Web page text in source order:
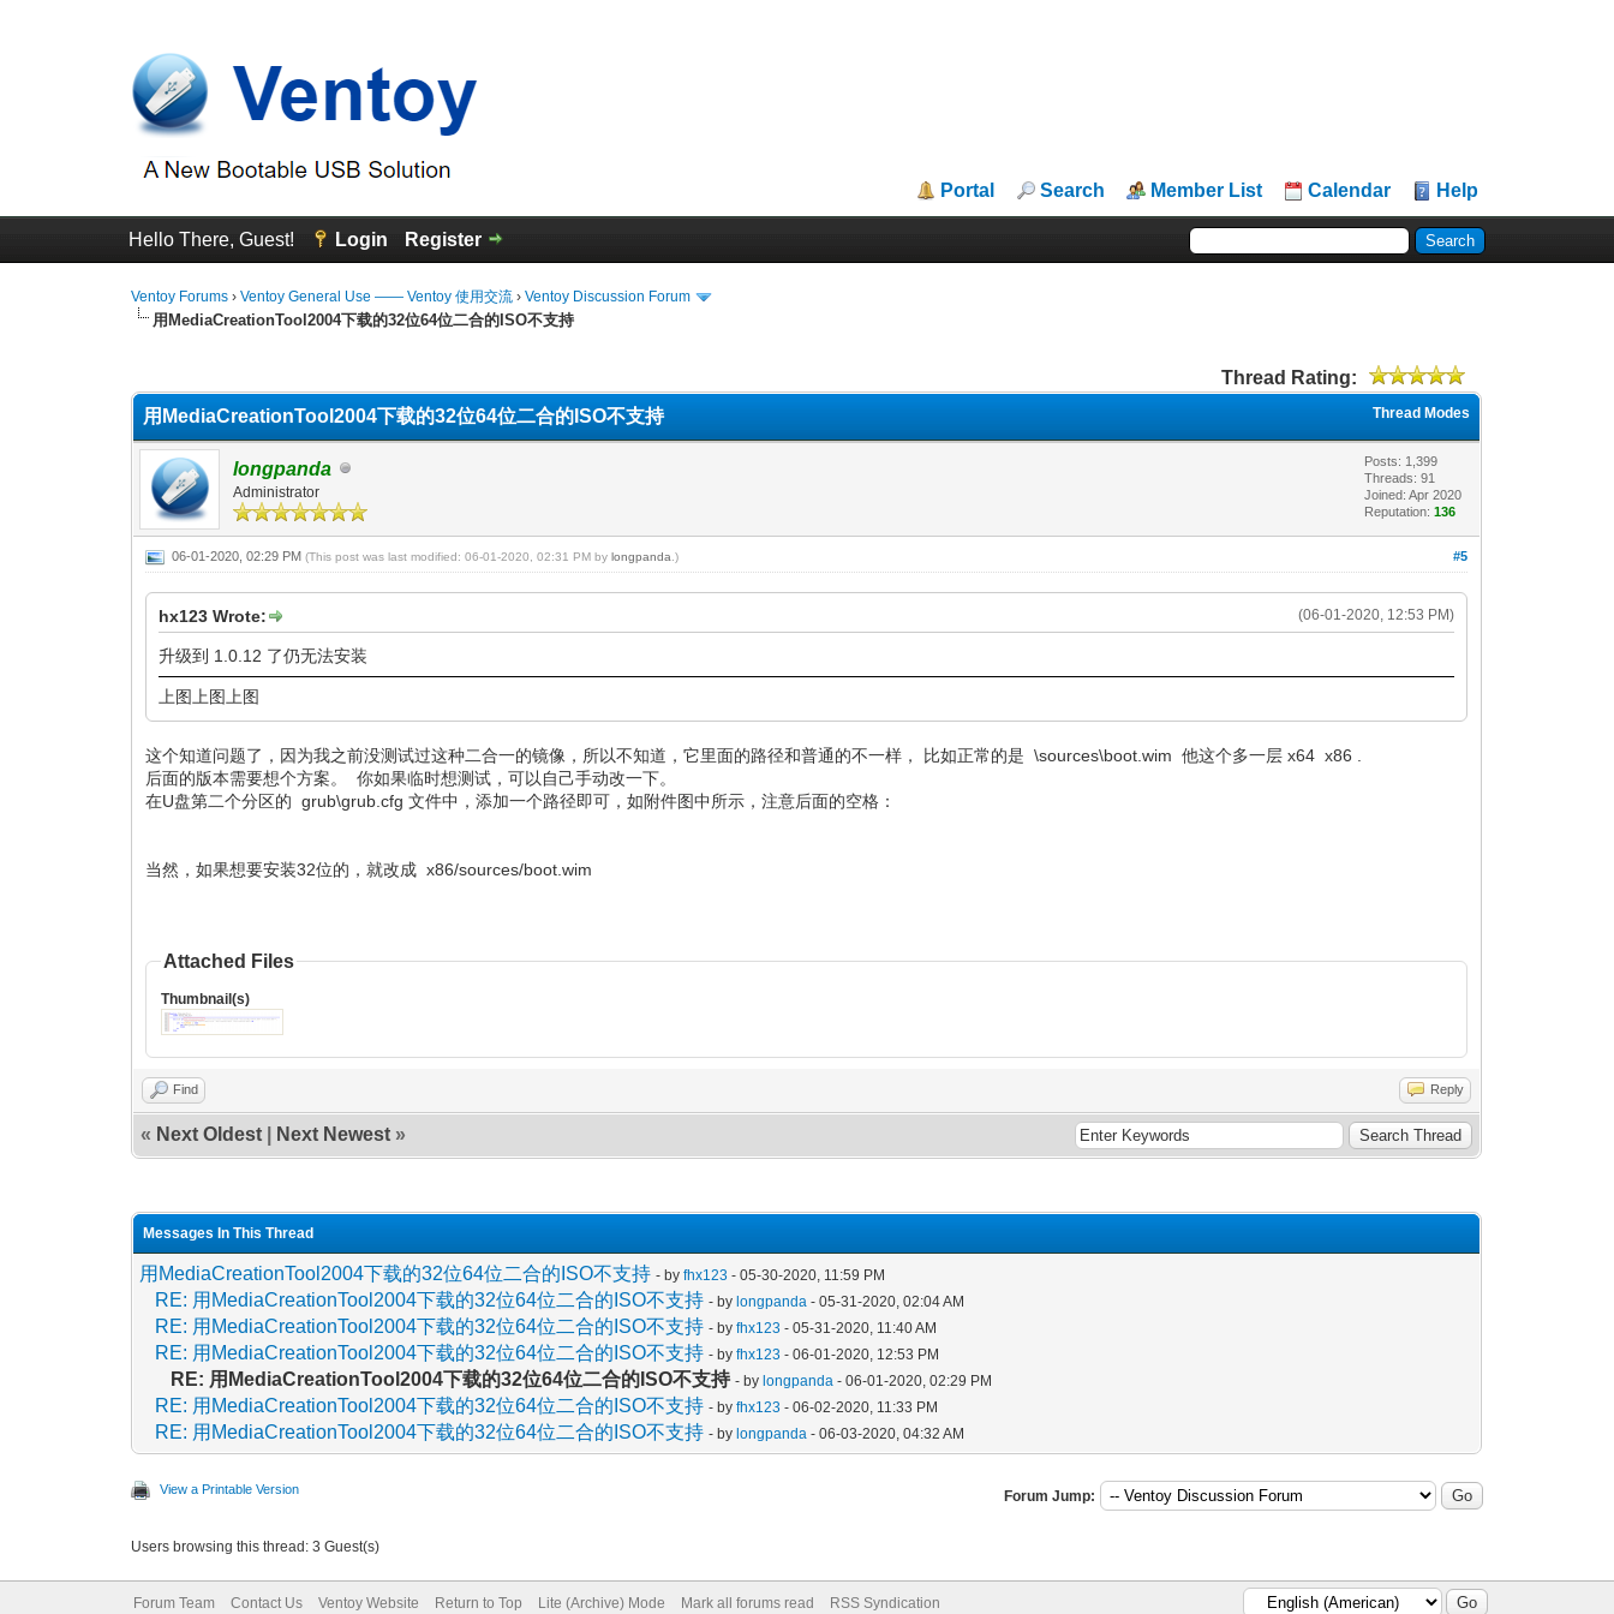
Portal Search Member List Calendar Help
Hello There, Guest! Login Register
Ventoy Forums ›Ventoy General Use —— Ventoy 使用交流 ›Ventoy Discussion Forum
用MediaCreationTool2004下载的32位64位二合的ISO不支持
Thread Rating:
Thread Modes
用MediaCreationTool2004下载的32位64位二合的ISO不支持
longpanda
Administrator
Posts: 1,399
Threads: 91
Joined: Apr 2020
Reputation:136
#5
06-01-2020, 02:29 PM(This post was last modified: 06-01-2020, 02:31 PM bylongpanda .)
(06-01-2020, 12:53 PM)
hx123 Wrote:
升级到 1.0.12 了仍无法安装
上图上图上图
这个知道问题了，因为我之前没测试过这种二合一的镜像，所以不知道，它里面的路径和普通的不一样， 比如正常的是 \sources\boot.wim 他这个多一层 x64 x86 .
后面的版本需要想个方案。 你如果临时想测试，可以自己手动改一下。
在U盘第二个分区的 grub\grub.cfg 文件中，添加一个路径即可，如附件图中所示，注意后面的空格：
当然，如果想要安装32位的，就改成 x86/sources/boot.wim
Attached Files
Thumbnail(s)
Find Reply
« Next Oldest Next Newest »
Messages In This Thread
用MediaCreationTool2004下载的32位64位二合的ISO不支持 - byfhx123 - 05-30-2020, 11:59 PM
RE: 用MediaCreationTool2004下载的32位64位二合的ISO不支持 - bylongpanda - 05-31-2020, 02:04 AM
RE: 用MediaCreationTool2004下载的32位64位二合的ISO不支持 - byfhx123 - 05-31-2020, 11:40 AM
RE: 用MediaCreationTool2004下载的32位64位二合的ISO不支持 - byfhx123 - 06-01-2020, 12:53 PM
RE: 用MediaCreationTool2004下载的32位64位二合的ISO不支持 - bylongpanda - 06-01-2020, 02:29 PM
RE: 用MediaCreationTool2004下载的32位64位二合的ISO不支持 - byfhx123 - 06-02-2020, 11:33 PM
RE: 用MediaCreationTool2004下载的32位64位二合的ISO不支持 - bylongpanda - 06-03-2020, 04:32 AM
View a Printable Version Forum Jump:
Users browsing this thread: 3 Guest(s)
Forum Team Contact Us Ventoy Website Return to Top Lite (Archive) Mode Mark all forums read RSS Syndication